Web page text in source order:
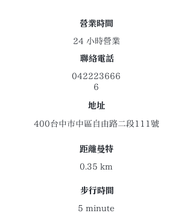
​營業時間
24 小時營業
聯絡電話
042223666
6
地址
400台中市中區自由路二段111號
距離曼特
0.35 km
​步行時間
5 minute